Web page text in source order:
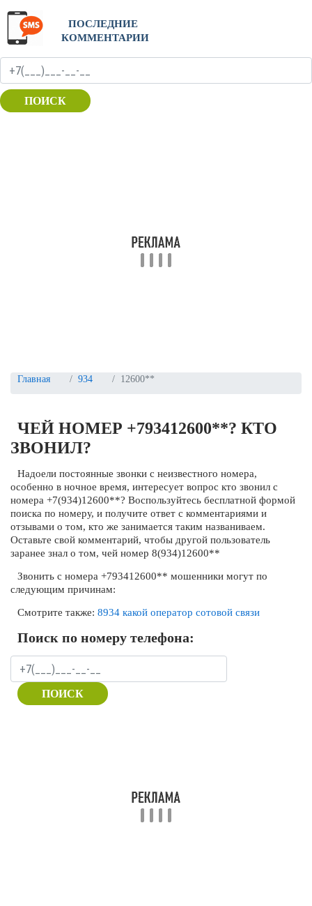
ПОСЛЕДНИЕ
КОММЕНТАРИИ
ПОИСК
Главная 934 12600**
ЧЕЙ НОМЕР +793412600**? КТО
ЗВОНИЛ?
Надоели постоянные звонки с неизвестного номера,
особенно в ночное время, интересует вопрос кто звонил с
номера +7(934)12600**? Воспользуйтесь бесплатной формой
поиска по номеру, и получите ответ с комментариями и
отзывами о том, кто же занимается таким названиваем.
Оставьте свой комментарий, чтобы другой пользователь
заранее знал о том, чей номер 8(934)12600**
Звонить с номера +793412600** мошенники могут по
следующим причинам:
Смотрите также: 8934 какой оператор сотовой связи
Поиск по номеру телефона:
ПОИСК